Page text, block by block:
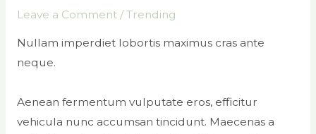
Leave a Comment /Trending
Nullam imperdiet lobortis maximus cras ante
neque.
Aenean fermentum vulputate eros, efficitur
vehicula nunc accumsan tincidunt. Maecenas a